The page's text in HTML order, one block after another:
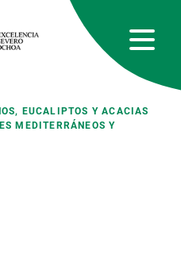
EUCALIPTOS Y ACACIAS
MEDITERRÁNEOS Y